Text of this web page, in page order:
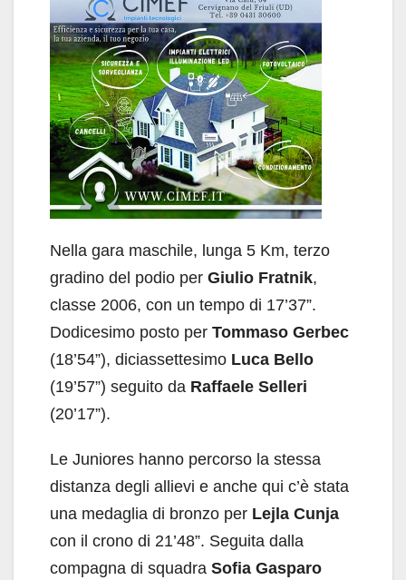
Nella gara maschile, lunga 5 Km, terzo
gradino del podio per Giulio Fratnik,
classe 2006, con un tempo di 17’37”.
Dodicesimo posto per Tommaso Gerbec
(18’54”), diciassettesimo Luca Bello
(19’57”) seguito da Raffaele Selleri
(20’17”).
Le Juniores hanno percorso la stessa
distanza degli allievi e anche qui c’è stata
una medaglia di bronzo per Lejla Cunja
con il crono di 21’48”. Seguita dalla
compagna di squadra Sofia Gasparo